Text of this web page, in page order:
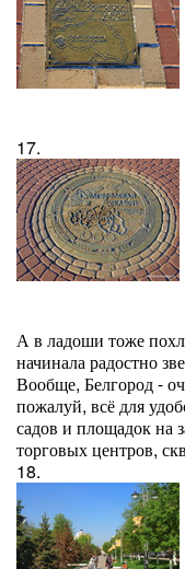
17.
А в ладоши тоже
начинала радостно
Вообще, Белгород -
пожалуй, всё для
садов и площадок на
торговых центров,
18.